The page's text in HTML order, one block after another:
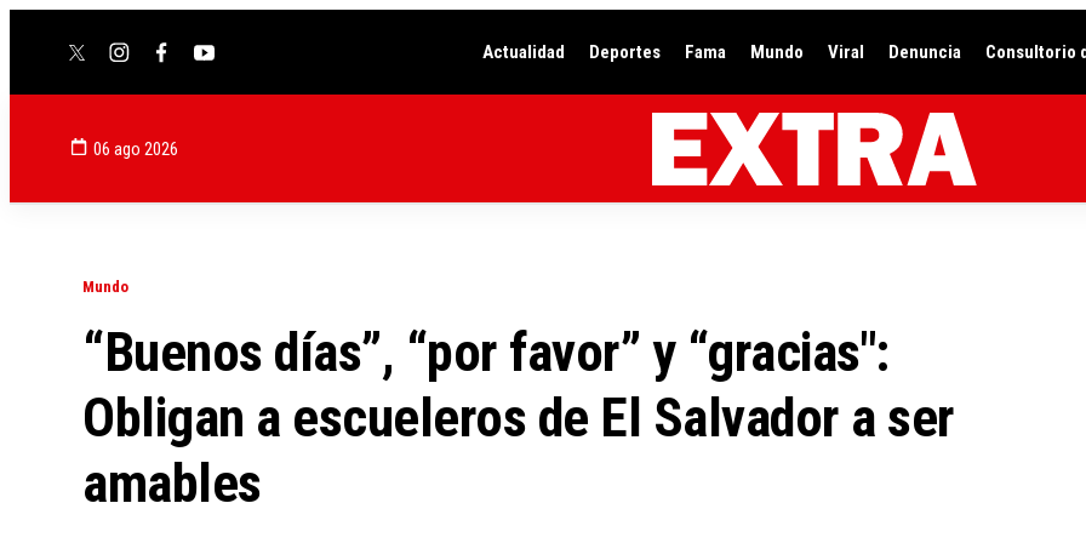
twitterinstagram
facebookyoutube Actualidad Deportes Fama Mundo Viral Denuncia Consultorio
06 ago 2026
Mundo
“Buenos días”, “por favor” y “gracias":
Obligan a escueleros de El Salvador a ser
amables